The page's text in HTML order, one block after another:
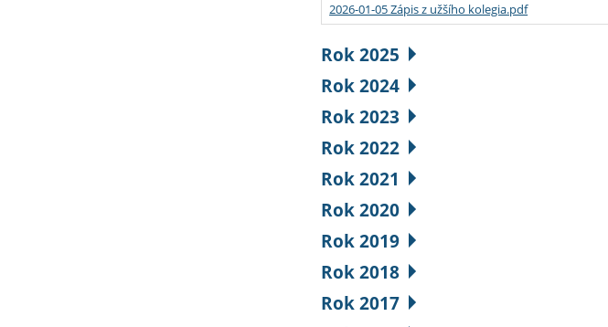
2026-01-05 Zápis z užšího kolegia.pdf
Rok 2025
Rok 2024
Rok 2023
Rok 2022
Rok 2021
Rok 2020
Rok 2019
Rok 2018
Rok 2017